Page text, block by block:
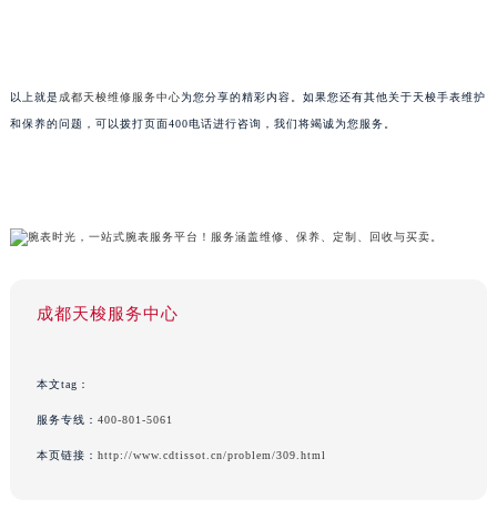
以上就是 成都天梭维修服务中心为您分享的精彩内容。如果您还有其他关于天梭手表维护
和保养的问题，可以拨打页面400电话进行咨询，我们将竭诚为您服务。
成都天梭服务中心
本文tag：
服务专线： 400-801-5061
本页链接： http://www.cdtissot.cn/problem/309.html